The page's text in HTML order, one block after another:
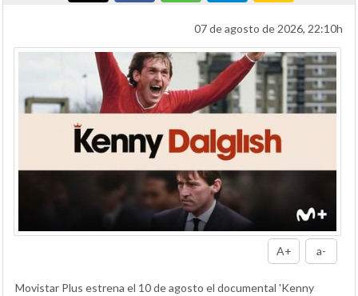
07 de agosto de 2026, 22:10h
A+ a-
Movistar Plus estrena el 10 de agosto el documental 'Kenny